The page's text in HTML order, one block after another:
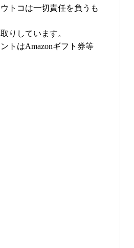
トコは一切責任を負うも
りしています。
トはAmazonギフト券等